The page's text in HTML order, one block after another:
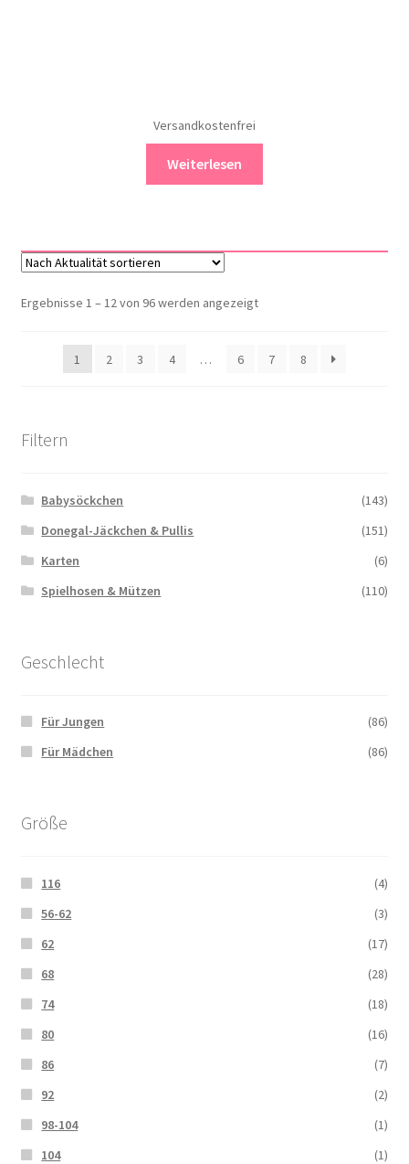
Versandkostenfrei
Weiterlesen
Ergebnisse 1 – 12 von 96 werden angezeigtNach
1
2 3 4 … 6 7 8
Filtern
Babysöckchen
(143)
Donegal-Jäckchen & Pullis
(151)
Karten
(6)
Spielhosen & Mützen
(110)
Geschlecht
Für Jungen
(86)
Für Mädchen
(86)
Größe
116
(4)
56-62
(3)
62
(17)
68
(28)
74
(18)
80
(16)
86
(7)
92
(2)
98-104
(1)
104
(1)